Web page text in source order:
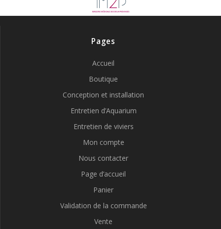
Pages
Accueil
Boutique
Conception et installation
Entretien d’Aquarium
Entretien de viviers
Mon compte
Nous contacter
Page d’accueil
Panier
Validation de la commande
Vente